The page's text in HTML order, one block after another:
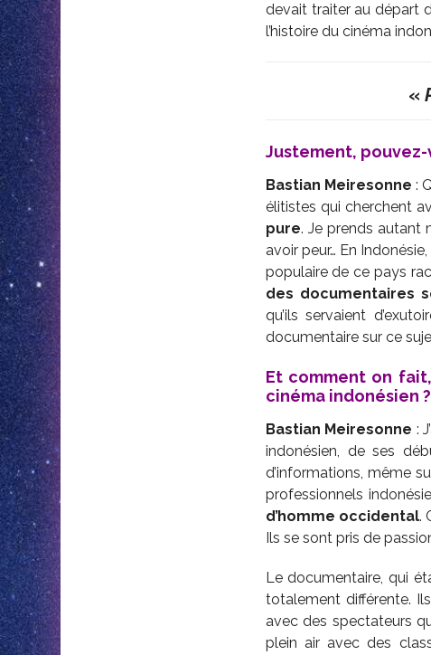
devait traiter au départ
l’histoire du cinéma
«
Justement,
Bastian Meiresonne :
élitistes qui cherchent
pure. Je prends autant
avoir peur… En
populaire de ce pays
des documentaires
qu’ils servaient
documentaire sur ce
Et comment on
cinéma indonésien ?
Bastian Meiresonne :
indonésien, de ses
d’informations, même
professionnels
d’homme occidental.
Ils se sont pris de
Le documentaire, qui
totalement différente.
avec des spectateurs
plein air avec des